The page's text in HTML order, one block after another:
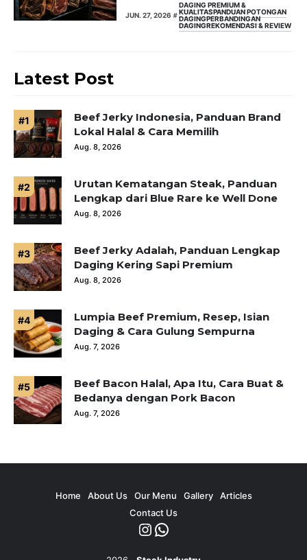
JUN. 27, 2026
DAGING PREMIUM &
KUALITASPANDUAN POTONGAN
DAGINGPERBANDINGAN
DAGINGREKOMENDASI & REVIEW
Latest Post
Beef Jerky Indonesia, Panduan Brand
Lokal Halal & Cara Memilih
Aug. 8, 2026
Urutan Kematangan Steak, Panduan
Lengkap dari Blue Rare ke Well Done
Aug. 8, 2026
Beef Jerky Adalah, Panduan Lengkap
Daging Kering Sapi Premium
Aug. 8, 2026
Lumpia Beef Premium, Resep, Isian
Daging & Cara Gulung Sempurna
Aug. 7, 2026
Beef Bacon Halal, Apa Itu, Cara Buat &
Bedanya dengan Pork Bacon
Aug. 7, 2026
Home About Us Our Menu Gallery
Articles
Contact Us
Instagram
WhatsApp